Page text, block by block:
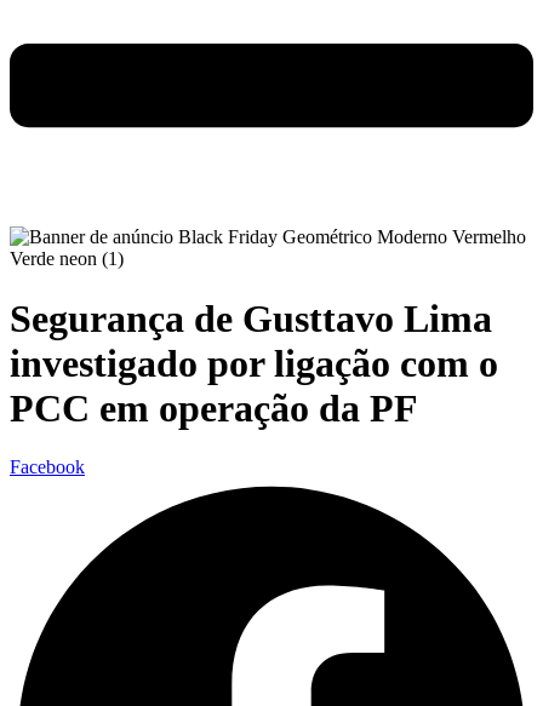
Segurança de Gusttavo Lima
investigado por ligação com o
PCC em operação da PF
Facebook